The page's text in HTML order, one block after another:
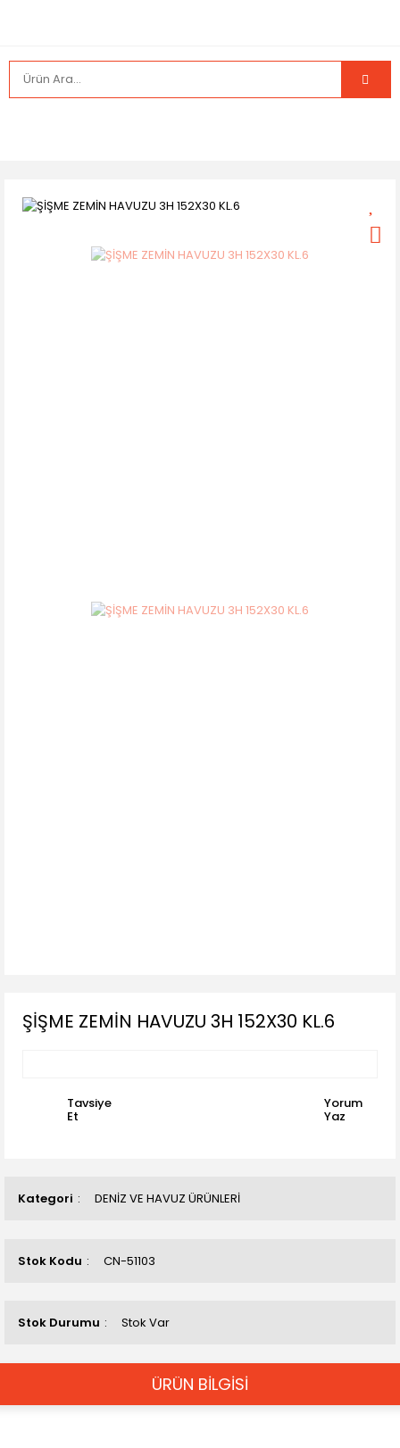
Kategori DENİZ VE HAVUZ ÜRÜNLERİ
Stok Kodu CN-51103
Stok Durumu Stok Var
ŞİŞME ZEMİN HAVUZU 3H 152X30 KL.6
Tavsiye
Et
Yorum
Yaz
ÜRÜN BİLGİSİ